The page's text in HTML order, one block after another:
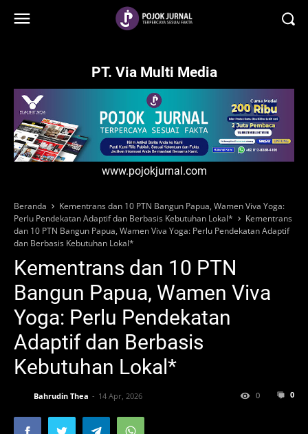
PT. Via Multi Media
www.pojokjurnal.com
Beranda
Kementrans dan 10 PTN Bangun Papua, Wamen Viva Yoga:
Perlu Pendekatan Adaptif dan Berbasis Kebutuhan Lokal*
Kementrans
dan 10 PTN Bangun Papua, Wamen Viva Yoga: Perlu Pendekatan Adaptif
dan Berbasis Kebutuhan Lokal*
Kementrans dan 10 PTN
Bangun Papua, Wamen Viva
Yoga: Perlu Pendekatan
Adaptif dan Berbasis
Kebutuhan Lokal*
Bahrudin Thea 14 Apr, 2026 0
0